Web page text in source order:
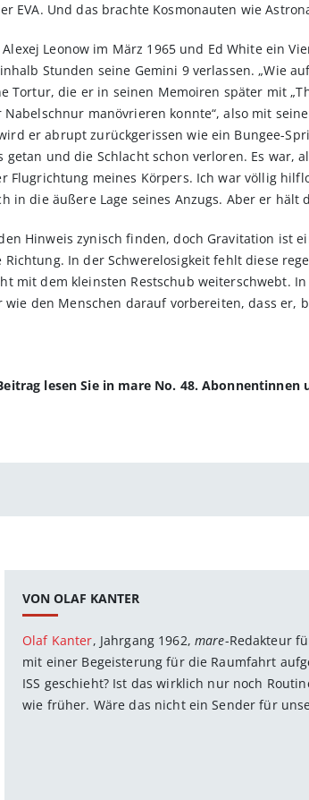
EVA. Und das brachte Kosmonauten wie
Leonow im März 1965 und Ed White ein
Stunden seine Gemini 9 verlassen. „Wie
Tortur, die er in seinen Memoiren später mit
manövrieren konnte“, also mit
er abrupt zurückgerissen wie ein Bungee-
und die Schlacht schon verloren. Es war,
meines Körpers. Ich war völlig
in die äußere Lage seines Anzugs. Aber er hält
Hinweis zynisch finden, doch Gravitation ist
In der Schwerelosigkeit fehlt diese
mit dem kleinsten Restschub weiterschwebt.
den Menschen darauf vorbereiten, dass er,
lesen Sie in mare No. 48.
VON OLAF KANTER
Olaf Kanter, Jahrgang 1962, mare-Redakteur
mit einer Begeisterung für die Raumfahrt
ISS geschieht? Ist das wirklich nur noch
wie früher. Wäre das nicht ein Sender für